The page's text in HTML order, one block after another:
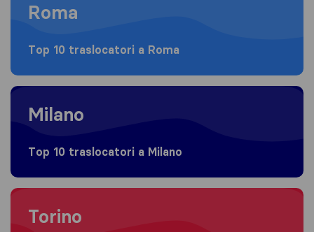
Roma
Top 10 traslocatori a Roma
Moving to Milano
Milano
Top 10 traslocatori a Milano
Moving to Torino
Torino